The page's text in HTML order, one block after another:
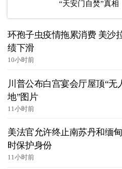
“天安门自焚”真相
环孢子虫疫情拖累消费 美沙
绩下滑
10小时前
川普公布白宫宴会厅屋顶“无
地”图片
11小时前
美法官允许终止南苏丹和缅
时保护身份
11小时前